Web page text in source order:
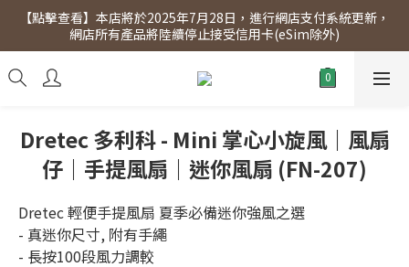
【點擊查看】會員專享 星期三全單95折!!!（優惠期至2026年12月
31日）。滿$300即免運費。
【點擊查看】本店將於2025年7月28日，進行網店支付系統更新，
網店所有產品將陸續停止接受信用卡(eSim除外)
【點擊查看】會員專享 星期三全單95折!!!（優惠期至2026年12月
31日）。滿$300即免運費。
Dretec 多利科 - Mini 掌心小旋風｜風扇
仔｜手提風扇｜迷你風扇 (FN-207)
Dretec 輕便手提風扇 夏季必備迷你強風之選
- 真迷你尺寸, 附有手繩
- 長按100段風力調較